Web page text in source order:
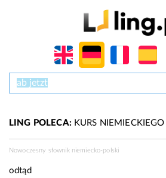
LING POLECA:KURS
Nowoczesny słownik niemiecko-polski
odtąd